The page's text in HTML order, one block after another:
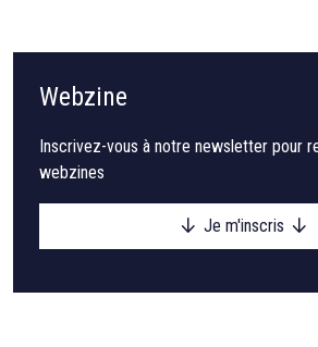
Webzine
Inscrivez-vous à notre newsletter pour
webzines
Je m'inscris